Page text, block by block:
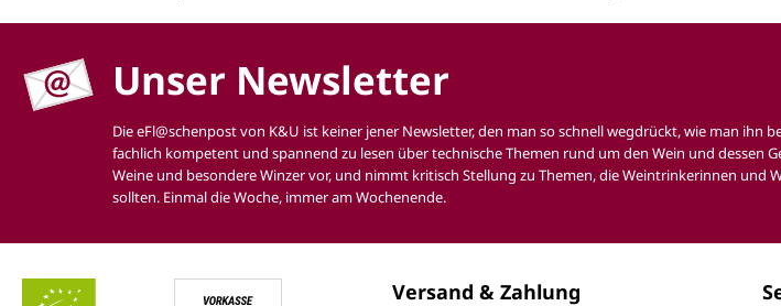
Unser Newsletter
Die eFl@schenpost von K&U ist keiner jener Newsletter, den man so schnell wegdrückt, wie man ihn
fachlich kompetent und spannend zu lesen über technische Themen rund um den Wein und dessen
Weine und besondere Winzer vor, und nimmt kritisch Stellung zu Themen, die Weintrinkerinnen und
sollten. Einmal die Woche, immer am Wochenende.
Versand & Zahlung